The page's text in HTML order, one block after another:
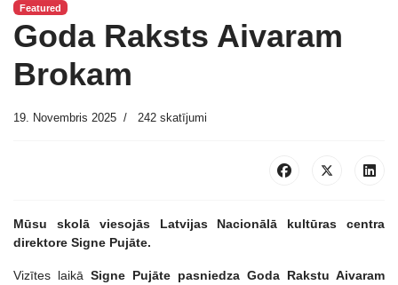
Featured
Goda Raksts Aivaram
Brokam
19. Novembris 2025 242 skatījumi
Mūsu skolā viesojās Latvijas Nacionālā kultūras centra
direktore Signe Pujāte.
Vizītes laikā Signe Pujāte pasniedza Goda Rakstu Aivaram